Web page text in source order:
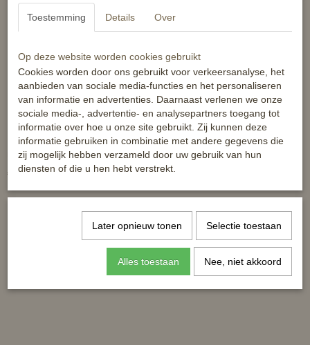
MicroBlue - hét middel tegen
rotstraal en WLD
€ 49,50
Horze Sponsborstel
€ 5,25
Toestemming Details Over
Op deze website worden cookies gebruikt
Cookies worden door ons gebruikt voor verkeersanalyse, het
aanbieden van sociale media-functies en het personaliseren
van informatie en advertenties. Daarnaast verlenen we onze
sociale media-, advertentie- en analysepartners toegang tot
informatie over hoe u onze site gebruikt. Zij kunnen deze
informatie gebruiken in combinatie met andere gegevens die
zij mogelijk hebben verzameld door uw gebruik van hun
diensten of die u hen hebt verstrekt.
Later opnieuw tonen Selectie toestaan
Alles toestaan Nee, niet akkoord